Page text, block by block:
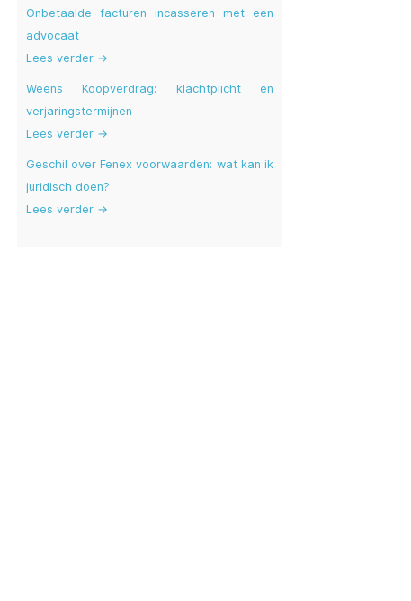
Onbetaalde facturen incasseren met een
advocaat
Lees verder →
Weens Koopverdrag: klachtplicht en
verjaringstermijnen
Lees verder →
Geschil over Fenex voorwaarden: wat kan ik
juridisch doen?
Lees verder →